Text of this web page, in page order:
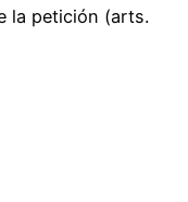
la petición (arts.